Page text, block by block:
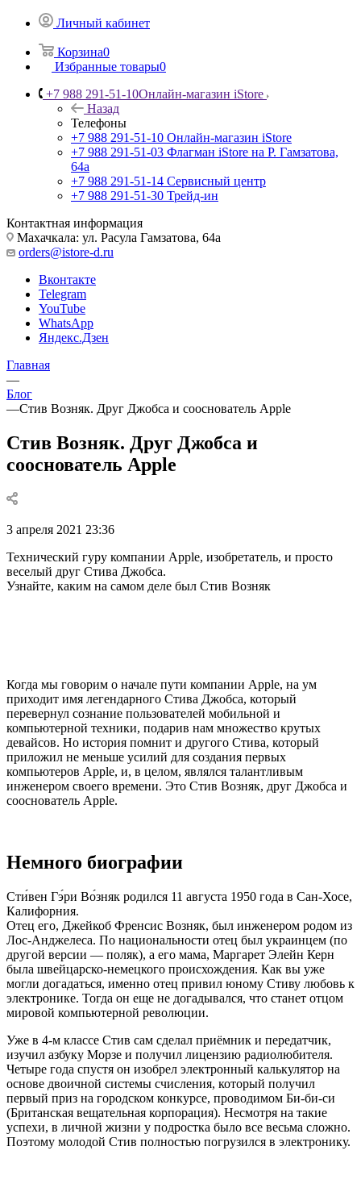
Личный кабинет
Корзина0
Избранные товары0
+7 988 291-51-10Онлайн-магазин iStore
Назад
Телефоны
+7 988 291-51-10 Онлайн-магазин iStore
+7 988 291-51-03 Флагман iStore на Р. Гамзатова,
64а
+7 988 291-51-14 Сервисный центр
+7 988 291-51-30 Трейд-ин
Контактная информация
Махачкала: ул. Расула Гамзатова, 64а
orders@istore-d.ru
Вконтакте
Telegram
YouTube
WhatsApp
Яндекс.Дзен
Главная
—
Блог
—Стив Возняк. Друг Джобса и сооснователь Apple
Стив Возняк. Друг Джобса и
сооснователь Apple
3 апреля 2021 23:36
Технический гуру компании Apple, изобретатель, и просто
веселый друг Стива Джобса.
Узнайте, каким на самом деле был Стив Возняк
Когда мы говорим о начале пути компании Apple, на ум
приходит имя легендарного Стива Джобса, который
перевернул сознание пользователей мобильной и
компьютерной техники, подарив нам множество крутых
девайсов. Но история помнит и другого Стива, который
приложил не меньше усилий для создания первых
компьютеров Apple, и, в целом, являлся талантливым
инженером своего времени. Это Стив Возняк, друг Джобса и
сооснователь Apple.
Немного биографии
Сти́вен Гэ́ри Во́зняк родился 11 августа 1950 года в Сан-Хосе,
Калифорния.
Отец его, Джейкоб Френсис Возняк, был инженером родом из
Лос-Анджелеса. По национальности отец был украинцем (по
другой версии — поляк), а его мама, Маргарет Элейн Керн
была швейцарско-немецкого происхождения. Как вы уже
могли догадаться, именно отец привил юному Стиву любовь к
электронике. Тогда он еще не догадывался, что станет отцом
мировой компьютерной революции.
Уже в 4-м классе Стив сам сделал приёмник и передатчик,
изучил азбуку Морзе и получил лицензию радиолюбителя.
Четыре года спустя он изобрел электронный калькулятор на
основе двоичной системы счисления, который получил
первый приз на городском конкурсе, проводимом Би-би-си
(Британская вещательная корпорация). Несмотря на такие
успехи, в личной жизни у подростка было все весьма сложно.
Поэтому молодой Стив полностью погрузился в электронику.